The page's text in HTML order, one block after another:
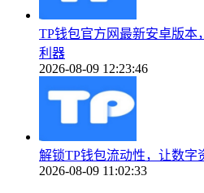
TP钱包官方网最新安卓版本
利器
2026-08-09 12:23:46
解锁TP钱包流动性，让数字
2026-08-09 11:02:33